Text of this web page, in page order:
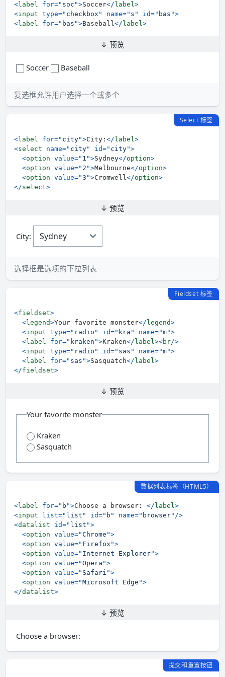
<label for=" soc ">Soccer</ label>
<input type=" checkbox " name=" s " id=" bas ">
<label for=" bas ">Baseball</ label>
↓ 预览
Soccer Baseball
复选框允许用户选择一个或多个
Select 标签
<label for=" city">City: </ label>
<select name=" city" id=" city">
<option value=" 1 ">Sydney</option>
<option value=" 2 ">Melbourne</option>
<option value="3 ">Cromwell</option>
</select>
↓ 预览
City:
选择框是选项的下拉列表
Fieldset 标签
<fieldset>
<legend>Your favorite monster</ legend>
<input type=" radio " id=" kra " name="m">
<label for=" kraken ">Kraken</ label><br/>
<input type=" radio " id=" sas " name="m">
<label for=" sas ">Sasquatch</ label>
</fieldset>
↓ 预览
Your favorite monster
Kraken
Sasquatch
数据列表标签（HTML5）
<label for=" b ">Choose a browser: </ label>
<input list=" list " id=" b " name=" browser" />
<datalist id=" list ">
<option value="Chrome ">
<option value=" Firefox ">
<option value=" Internet Explorer">
<option value="Opera ">
<option value=" Safari ">
<option value="Microsoft Edge ">
</datalist>
↓ 预览
Choose a browser:
提交和重置按钮